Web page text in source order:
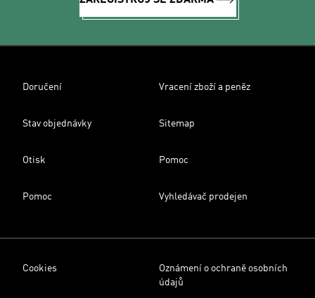
Doručení Vracení zboží a peněz
Stav objednávky Sitemap
Otisk Pomoc
Pomoc Vyhledávač prodejen
Cookies
Oznámení o ochraně osobních
údajů